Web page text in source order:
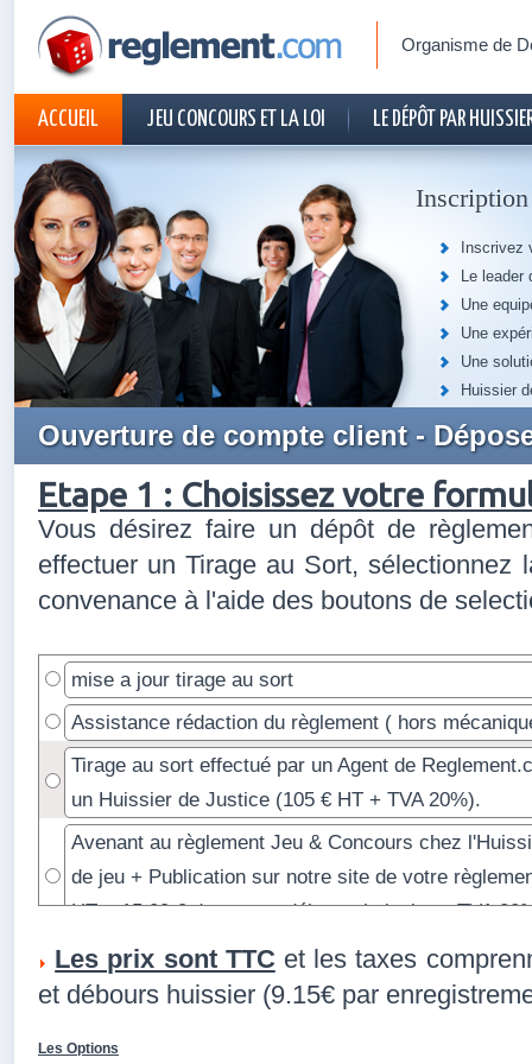
Organisme de
ACCUEIL JEU CONCOURS ET LA LOI LE DÉPÔT PAR
CONTACT
Inscription
Inscrivez
Le leader
Une
Une
Une
Huissier
Ouverture de compte client -
Etape 1 : Choisissez votre
Vous désirez faire un dépôt de
effectuer un Tirage au Sort, sélectionnez
convenance à l'aide des boutons de
mise a jour tirage au sort
Assistance rédaction du règlement ( hors
Tirage au sort effectué par un Agent de
un Huissier de Justice (105 € HT + TVA 20%).
Avenant au règlement Jeu & Concours chez
de jeu + Publication sur notre site de votre
HT + 15.09 € de taxe et débours huissier + TVA
Envoi des bulletins de participation après tirage au
postal
Les prix sont TTC et les taxes
et débours huissier (9.15€ par
Les Options